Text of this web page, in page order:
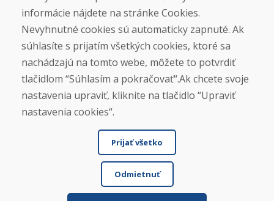
PRIAZEŇ A TEŠÍME SA NA VÁS OPÄŤ
OD 14. 9. 2026.
Nájsť na Google mape
© DOMIVOSPORT 2026, všetky práva vyhradené
informácie nájdete na stránke Cookies.
Nevyhnutné cookies sú automaticky zapnuté. Ak
súhlasíte s prijatím všetkých cookies, ktoré sa
nachádzajú na tomto webe, môžete to potvrdiť
tlačidlom “Súhlasím a pokračovať“.Ak chcete svoje
nastavenia upraviť, kliknite na tlačidlo “Upraviť
nastavenia cookies“.
Prijať všetko
Odmietnuť